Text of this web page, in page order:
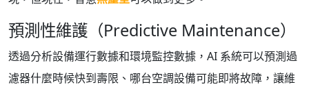
預測性維護（Predictive Maintenance）
透過分析設備運行數據和環境監控數據，AI 系統可以預測過
濾器什麼時候快到壽限、哪台空調設備可能即將故障，讓維